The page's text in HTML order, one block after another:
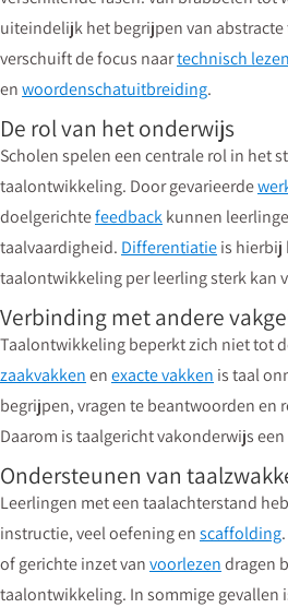
uiteindelijk het begrijpen van
verschuift de focus naartechnisch lezen
enwoordenschatuitbreiding.
De rol van het onderwijs
Scholen spelen een centrale rol in het
taalontwikkeling. Door gevarieerde
doelgerichtefeedbackkunnen
taalvaardigheid. Differentiatieis hierbij
taalontwikkeling per leerling sterk kan
Verbinding met andere
Taalontwikkeling beperkt zich niet tot
zaakvakkenenexacte vakken is taal
begrijpen, vragen te beantwoorden en
Daarom is taalgericht vakonderwijs
Ondersteunen van
Leerlingen met een taalachterstand
instructie, veel oefening enscaffolding
of gerichte inzet vanvoorlezendragen
taalontwikkeling. In sommige gevallen